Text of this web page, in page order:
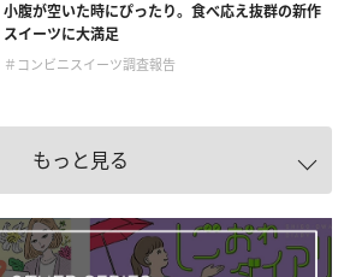
小腹が空いた時にぴったり。食べ応え抜群の新作
スイーツに大満足
＃コンビニスイーツ調査報告
もっと見る